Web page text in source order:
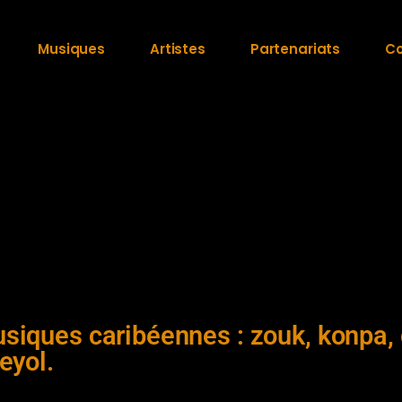
Musiques Artistes Partenariats
caribéennes : zouk,